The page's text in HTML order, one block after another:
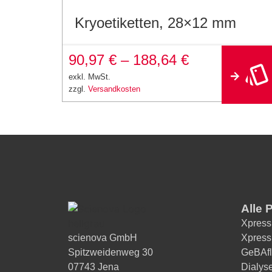
Kryoetiketten, 28×12 mm
90,97 € – 188,64 €
exkl. MwSt.
zzgl. Versandkosten
scienova GmbH
Spitzweidenweg 30
07743 Jena
Alle